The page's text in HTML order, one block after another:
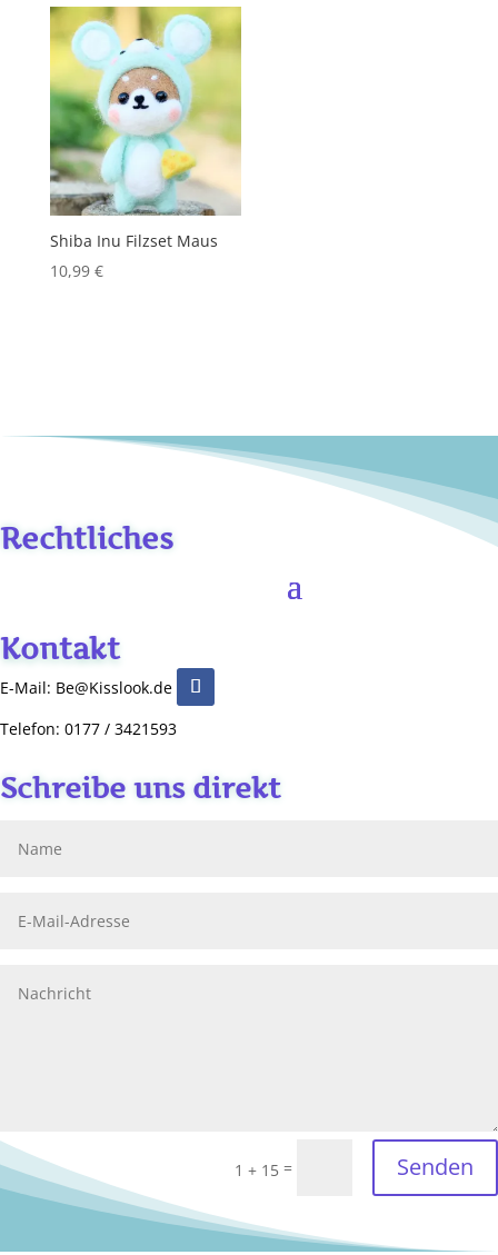
Shiba Inu Filzset Maus
10,99 €
Rechtliches
Kontakt
E-Mail: Be@Kisslook.de
Telefon: 0177 / 3421593
Schreibe uns direkt
1 + 15 = Senden